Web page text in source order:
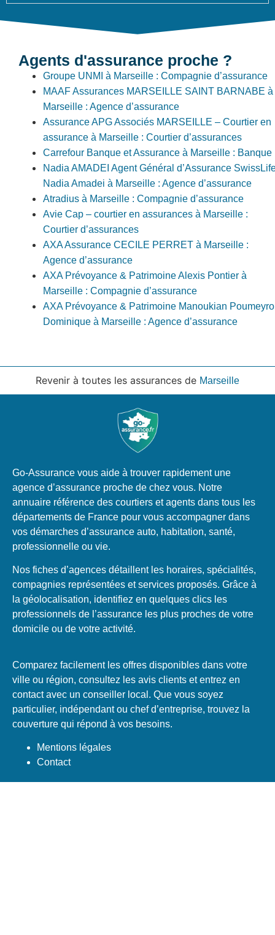
Agents d'assurance proche ?
Groupe UNMI à Marseille : Compagnie d’assurance
MAAF Assurances MARSEILLE SAINT BARNABE à
Marseille : Agence d’assurance
Assurance APG Associés MARSEILLE – Courtier en
assurance à Marseille : Courtier d’assurances
Carrefour Banque et Assurance à Marseille : Banque
Nadia AMADEI Agent Général d’Assurance
Nadia Amadei à Marseille : Agence d’assurance
Atradius à Marseille : Compagnie d’assurance
Avie Cap – courtier en assurances à Marseille :
Courtier d’assurances
AXA Assurance CECILE PERRET à Marseille :
Agence d’assurance
AXA Prévoyance & Patrimoine Alexis Pontier à
Marseille : Compagnie d’assurance
AXA Prévoyance & Patrimoine Manoukian
Dominique à Marseille : Agence d’assurance
Revenir à toutes les assurances de Marseille
Go-Assurance vous aide à trouver rapidement une
agence d’assurance proche de chez vous. Notre
annuaire référence des courtiers et agents dans tous les
départements de France pour vous accompagner dans
vos démarches d’assurance auto, habitation, santé,
professionnelle ou vie.
Nos fiches d’agences détaillent les horaires, spécialités,
compagnies représentées et services proposés. Grâce à
la géolocalisation, identifiez en quelques clics les
professionnels de l’assurance les plus proches de votre
domicile ou de votre activité.
Comparez facilement les offres disponibles dans votre
ville ou région, consultez les avis clients et entrez en
contact avec un conseiller local. Que vous soyez
particulier, indépendant ou chef d’entreprise, trouvez la
couverture qui répond à vos besoins.
Mentions légales
Contact